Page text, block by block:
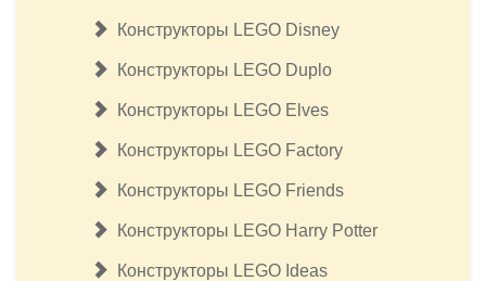
Конструкторы LEGO Disney
Конструкторы LEGO Duplo
Конструкторы LEGO Elves
Конструкторы LEGO Factory
Конструкторы LEGO Friends
Конструкторы LEGO Harry Potter
Конструкторы LEGO Ideas